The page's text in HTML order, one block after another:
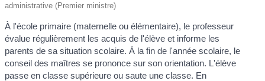
administrative (Premier ministre)
À l'école primaire (maternelle ou élémentaire), le professeur
évalue régulièrement les acquis de l'élève et informe les
parents de sa situation scolaire. À la fin de l'année scolaire, le
conseil des maîtres se prononce sur son orientation. L'élève
passe en classe supérieure ou saute une classe. En